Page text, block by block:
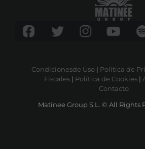
Condicionesde Uso| Política de
Fiscales| Política de Cookies|
Contacto
Matinee Group S.L. © All Rights